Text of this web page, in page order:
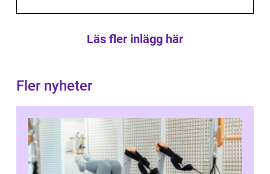
Läs fler inlägg här
Fler nyheter